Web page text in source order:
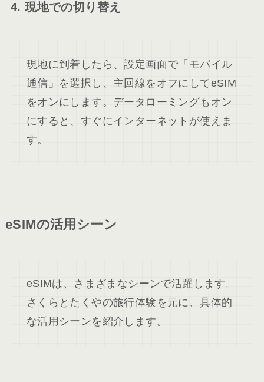
4. 現地での切り替え
現地に到着したら、設定画面で「モバイル
通信」を選択し、主回線をオフにしてeSIM
をオンにします。データローミングもオン
にすると、すぐにインターネットが使えま
す。
eSIMの活用シーン
eSIMは、さまざまなシーンで活躍します。
さくらとたくやの旅行体験を元に、具体的
な活用シーンを紹介します。